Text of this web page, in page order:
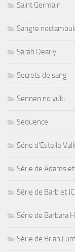
Saint Germain
Sangre
Sarah Dearly
Secrets de sang
Sennen no yuki
Sequence
Série d'Estelle
Série de Adams
Série de Barb et
Série de Barbara
Série de Brian